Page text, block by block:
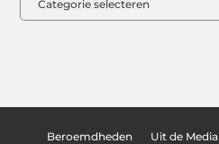
Beroemdheden Uit de Media